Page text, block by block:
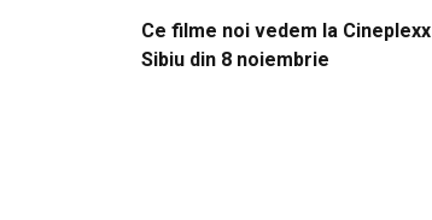
Ce filme noi vedem la Cineplexx
Sibiu din 8 noiembrie